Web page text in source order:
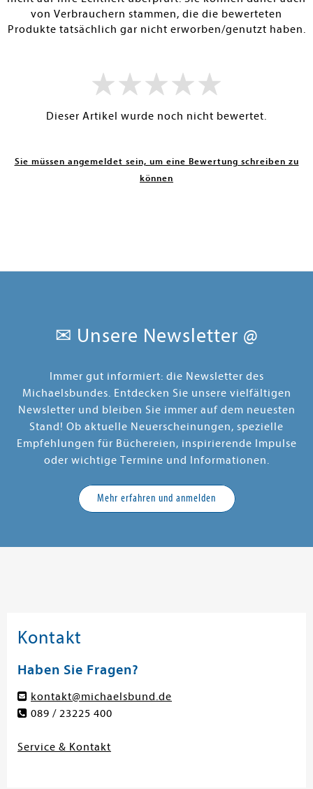
von Verbrauchern stammen, die die bewerteten
Produkte tatsächlich gar nicht erworben/genutzt haben.
Dieser Artikel wurde noch nicht bewertet.
Sie müssen angemeldet sein, um eine Bewertung schreiben zu
können
✉ Unsere Newsletter @
Immer gut informiert: die Newsletter des
Michaelsbundes. Entdecken Sie unsere vielfältigen
Newsletter und bleiben Sie immer auf dem neuesten
Stand! Ob aktuelle Neuerscheinungen, spezielle
Empfehlungen für Büchereien, inspirierende Impulse
oder wichtige Termine und Informationen.
Mehr erfahren und anmelden
Kontakt
Haben Sie Fragen?
kontakt@michaelsbund.de
089 / 23225 400
Service & Kontakt